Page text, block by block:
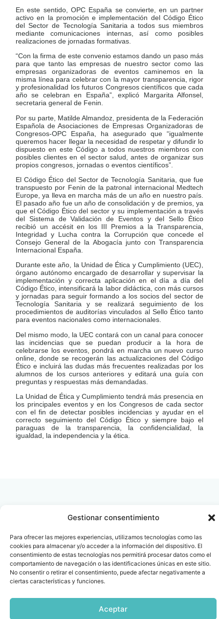
Gestionar consentimiento
Para ofrecer las mejores experiencias, utilizamos tecnologías como las
cookies para almacenar y/o acceder a la información del dispositivo. El
consentimiento de estas tecnologías nos permitirá procesar datos como el
comportamiento de navegación o las identificaciones únicas en este sitio.
No consentir o retirar el consentimiento, puede afectar negativamente a
ciertas características y funciones.
Aceptar
En este sentido, OPC España se convierte, en un partner
activo en la promoción e implementación del Código Ético
del Sector de Tecnología Sanitaria a todos sus miembros
mediante comunicaciones internas, así como posibles
realizaciones de jornadas formativas.
“Con la firma de este convenio estamos dando un paso más
para que tanto las empresas de nuestro sector como las
empresas organizadoras de eventos caminemos en la
misma línea para celebrar con la mayor transparencia, rigor
y profesionalidad los futuros Congresos científicos que cada
año se celebran en España”, explicó Margarita Alfonsel,
secretaria general de Fenin.
Por su parte, Matilde Almandoz, presidenta de la Federación
Española de Asociaciones de Empresas Organizadoras de
Congresos-OPC España, ha asegurado que “igualmente
queremos hacer llegar la necesidad de respetar y difundir lo
dispuesto en este Código a todos nuestros miembros con
posibles clientes en el sector salud, antes de organizar sus
propios congresos, jornadas o eventos científicos”.
El Código Ético del Sector de Tecnología Sanitaria, que fue
transpuesto por Fenin de la patronal internacional Medtech
Europe, ya lleva en marcha más de un año en nuestro país.
El pasado año fue un año de consolidación y de premios, ya
que el Código Ético del sector y su implementación a través
del Sistema de Validación de Eventos y del Sello Ético
recibió un accésit en los III Premios a la Transparencia,
Integridad y Lucha contra la Corrupción que concede el
Consejo General de la Abogacía junto con Transparencia
Internacional España.
Durante este año, la Unidad de Ética y Cumplimiento (UEC),
órgano autónomo encargado de desarrollar y supervisar la
implementación y correcta aplicación en el día a día del
Código Ético, intensificará la labor didáctica, con más cursos
y jornadas para seguir formando a los socios del sector de
Tecnología Sanitaria y se realizará seguimiento de los
procedimientos de auditorías vinculados al Sello Ético tanto
para eventos nacionales como internacionales.
Del mismo modo, la UEC contará con un canal para conocer
las incidencias que se puedan producir a la hora de
celebrarse los eventos, pondrá en marcha un nuevo curso
online, donde se recogerán las actualizaciones del Código
Ético e incluirá las dudas más frecuentes realizadas por los
alumnos de los cursos anteriores y editará una guía con
preguntas y respuestas más demandadas.
La Unidad de Ética y Cumplimiento tendrá más presencia en
los principales eventos y en los Congresos de cada sector
con el fin de detectar posibles incidencias y ayudar en el
correcto seguimiento del Código Ético y siempre bajo el
paraguas de la transparencia, la confidencialidad, la
igualdad, la independencia y la ética.
Contacto
info@fenin.es
C/ Villanueva, 20 - 1-
28001
915 759 800
Oficina Barcelona
Travesera de Gracia, 56 -
1º, 3ª 08006
932 014 655
privacidad